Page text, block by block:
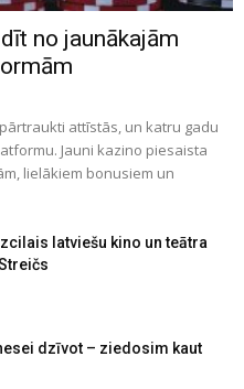
no jaunākajām
attīstās, un katru gadu
Jauni kazino piesaista
lielākiem bonusiem un
latviešu kino un teātra
dzīvot – ziedosim kaut